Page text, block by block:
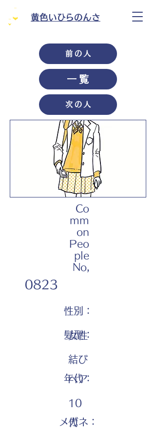
黄色いひらのんさ
前の人
一覧
次の人
Co
mm
on
Peo
ple
No,
0823
性別：
女性
髪型：
結び
ヘア
年代：
10
代
メガネ：